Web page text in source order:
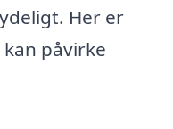
Her er
påvirke